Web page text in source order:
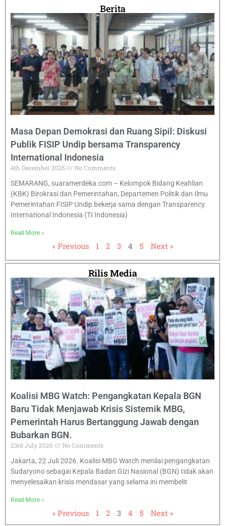
Berita
Masa Depan Demokrasi dan Ruang Sipil: Diskusi
Publik FISIP Undip bersama Transparency
International Indonesia
4th December 2025
No Comments
SEMARANG, suaramerdeka.com – Kelompok Bidang Keahlian
(KBK) Birokrasi dan Pemerintahan, Departemen Politik dan Ilmu
Pemerintahan FISIP Undip bekerja sama dengan Transparency
International Indonesia (TI Indonesia)
Read More »
« Previous 1 2 3 4 5 Next »
Rilis Media
Koalisi MBG Watch: Pengangkatan Kepala BGN
Baru Tidak Menjawab Krisis Sistemik MBG,
Pemerintah Harus Bertanggung Jawab dengan
Bubarkan BGN.
23rd July 2026
No Comments
Jakarta, 22 Juli 2026. Koalisi MBG Watch menilai pengangkatan
Sudaryono sebagai Kepala Badan Gizi Nasional (BGN) tidak akan
menyelesaikan krisis mendasar yang selama ini membelit
Read More »
« Previous 1 2 3 4 5 Next »